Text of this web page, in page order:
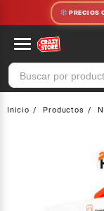
contenido
PRECIOS
Inicio Productos